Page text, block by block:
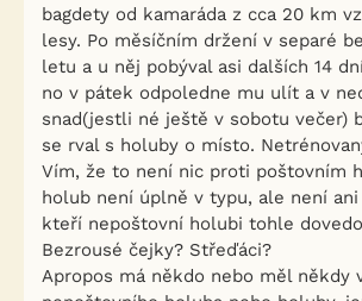
bagdety od kamaráda z cca 20 km
lesy. Po měsíčním držení v separé
letu a u něj pobýval asi dalších 14
no v pátek odpoledne mu ulít a v
snad(jestli né ještě v sobotu večer)
se rval s holuby o místo.
Vím, že to není nic proti poštovním
holub není úplně v typu, ale není
kteří nepoštovní holubi tohle
Bezrousé čejky? Střeďáci?
Apropos má někdo nebo měl někdy